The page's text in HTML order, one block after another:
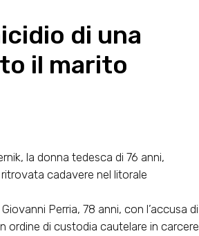
di una
il marito
la donna tedesca di 76 anni,
cadavere nel litorale
Perria, 78 anni, con l’accusa di
ordine di custodia cautelare in carcere